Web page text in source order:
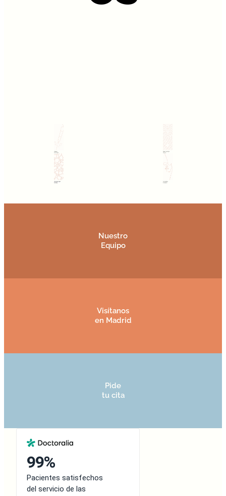
Nuestro
Equipo
Visítanos
en Madrid
Pide
tu cita